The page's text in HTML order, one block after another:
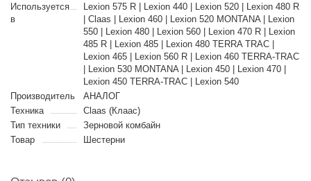
Используется
в
Lexion 575 R | Lexion 440 | Lexion 520 | Lexion 480 R
| Claas | Lexion 460 | Lexion 520 MONTANA | Lexion
550 | Lexion 480 | Lexion 560 | Lexion 470 R | Lexion
485 R | Lexion 485 | Lexion 480 TERRA TRAC |
Lexion 465 | Lexion 560 R | Lexion 460 TERRA-TRAC
| Lexion 530 MONTANA | Lexion 450 | Lexion 470 |
Lexion 450 TERRA-TRAC | Lexion 540
Производитель
АНАЛОГ
Техника
Claas (Клаас)
Тип техники
Зерновой комбайн
Товар
Шестерни